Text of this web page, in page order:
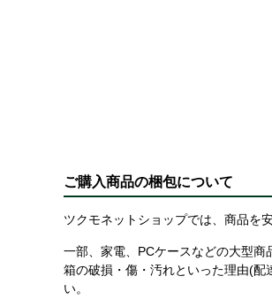
ご購入商品の梱包について
ツクモネットショップでは、商品を
一部、家電、PCケースなどの大型
箱の破損・傷・汚れといった理由(
い。